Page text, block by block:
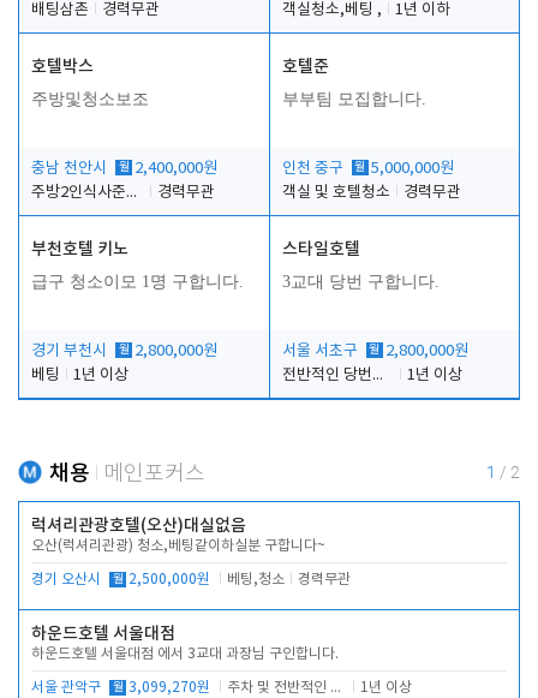
배팅삼촌
경력무관
객실청소,베팅 ,
1년 이하
호텔박스
주방및청소보조
충남 천안시 월 2,400,000원
주방2인식사준비및청소린렌보조
경력무관
호텔준
부부팀 모집합니다.
인천 중구 월 5,000,000원
객실 및 호텔청소
경력무관
부천호텔 키노
급구 청소이모 1명 구합니다.
경기 부천시 월 2,800,000원
베팅
1년 이상
스타일호텔
3교대 당번 구합니다.
서울 서초구 월 2,800,000원
전반적인 당번업무
1년 이상
채용 메인포커스 1 / 2
럭셔리관광호텔(오산)대실없음
오산(럭셔리관광) 청소,베팅같이하실분 구합니다~
경기 오산시 월 2,500,000원 베팅,청소 경력무관
하운드호텔 서울대점
하운드호텔 서울대점 에서 3교대 과장님 구인합니다.
서울 관악구 월 3,099,270원 주차 및 전반적인 당번업무 1년 이상